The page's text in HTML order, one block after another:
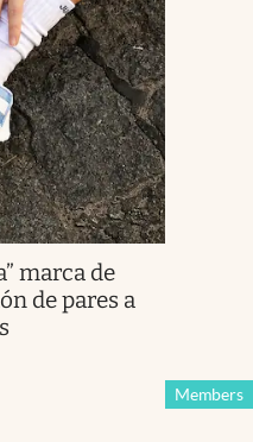
marca de
de pares a
Members